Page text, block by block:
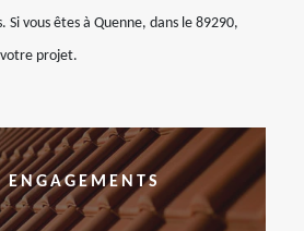
Si vous êtes à Quenne, dans le 89290,
projet.
ENGAGEMENTS